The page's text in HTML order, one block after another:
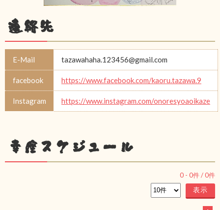
連絡先
E-Mail tazawahaha.123456@gmail.com
facebook https://www.facebook.com/kaoru.tazawa.9
Instagram https://www.instagram.com/onoresyoaoikaze
幸座スケジュール
0 - 0件 /0件